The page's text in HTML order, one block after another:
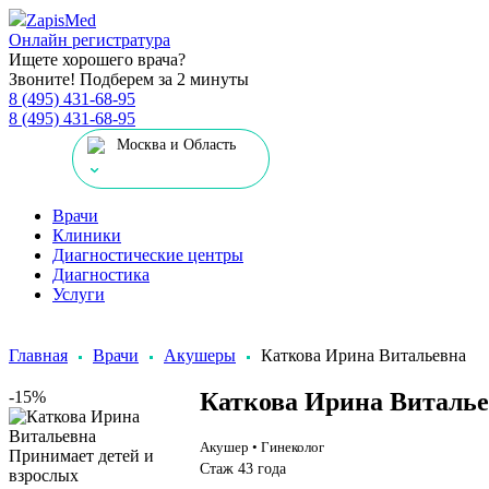
ZapisMed
Онлайн регистратура
Ищете хорошего врача?
Звоните! Подберем за 2 минуты
8 (495) 431-68-95
8 (495) 431-68-95
Москва и Область
Врачи
Клиники
Диагностические центры
Диагностика
Услуги
Главная Врачи Акушеры Каткова Ирина Витальевна
-15%
Принимает детей и
взрослых
Каткова Ирина
Акушер • Гинеколог
Стаж 43 года